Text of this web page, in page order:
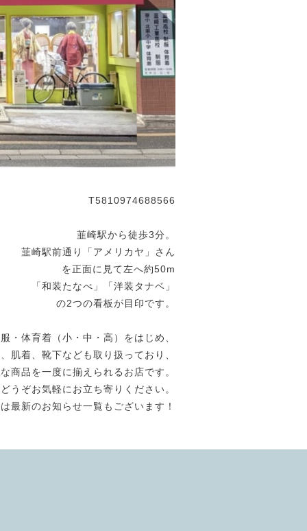
T5810974688566
韮崎駅から徒歩3分。
韮崎駅前通り「アメリカヤ」さん
を正面に見て左へ約50m
「和装たなべ」「洋装タナベ」
の2つの看板が目印です。
・体育着（小・中・高）をはじめ、
肌着、靴下なども取り扱っており、
商品を一度に揃えられるお店です。
どうぞお気軽にお立ち寄りください。
最新のお知らせ一覧もございます！